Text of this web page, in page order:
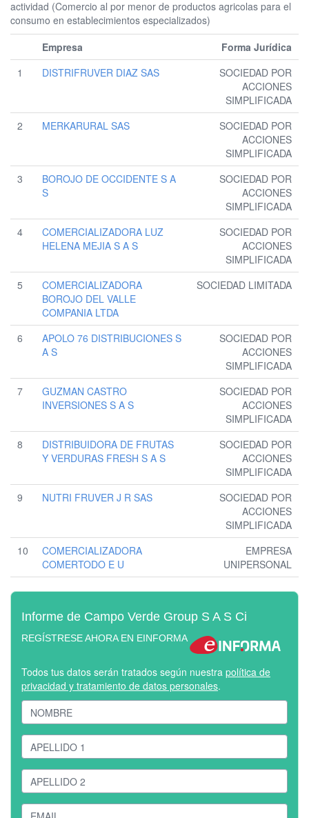
actividad (Comercio al por menor de productos agricolas para el
consumo en establecimientos especializados)
Empresa
Forma Jurídica
1
DISTRIFRUVER DIAZ SAS
SOCIEDAD POR
ACCIONES
SIMPLIFICADA
2
MERKARURAL SAS
SOCIEDAD POR
ACCIONES
SIMPLIFICADA
3
BOROJO DE OCCIDENTE S A
S
SOCIEDAD POR
ACCIONES
SIMPLIFICADA
4
COMERCIALIZADORA LUZ
HELENA MEJIA S A S
SOCIEDAD POR
ACCIONES
SIMPLIFICADA
5
COMERCIALIZADORA
BOROJO DEL VALLE
COMPANIA LTDA
SOCIEDAD LIMITADA
6
APOLO 76 DISTRIBUCIONES S
A S
SOCIEDAD POR
ACCIONES
SIMPLIFICADA
7
GUZMAN CASTRO
INVERSIONES S A S
SOCIEDAD POR
ACCIONES
SIMPLIFICADA
8
DISTRIBUIDORA DE FRUTAS
Y VERDURAS FRESH S A S
SOCIEDAD POR
ACCIONES
SIMPLIFICADA
9
NUTRI FRUVER J R SAS
SOCIEDAD POR
ACCIONES
SIMPLIFICADA
10
COMERCIALIZADORA
COMERTODO E U
EMPRESA
UNIPERSONAL
Informe de Campo Verde Group S A S Ci
REGÍSTRESE AHORA EN EINFORMA
Todos tus datos serán tratados según nuestra política de
privacidad y tratamiento de datos personales.